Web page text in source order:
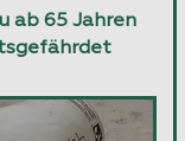
ab 65 Jahren